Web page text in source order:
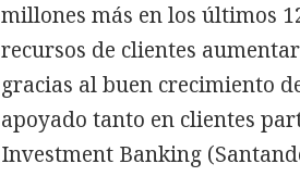
millones más en los últimos
recursos de clientes
gracias al buen crecimiento
apoyado tanto en clientes
Investment Banking